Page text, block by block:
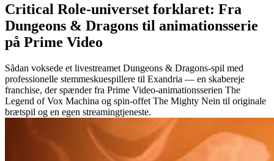
Critical Role-universet forklaret: Fra
Dungeons & Dragons til animationsserie
på Prime Video
Sådan voksede et livestreamet Dungeons & Dragons-spil med
professionelle stemmesk­uespillere til Exandria — en skabereje
franchise, der spænder fra Prime Video-animationsserien The
Legend of Vox Machina og spin-offet The Mighty Nein til originale
brætspil og en egen streamingtjeneste.